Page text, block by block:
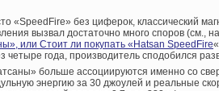
«SpeedFire» без циферок, классический
вызвал достаточно много споров (см.,
или Стоит ли покупать «Hatsan SpeedFire
четыре года, производитель сподобился
больше ассоциируются именно со
энергию за 30 джоулей и реальные